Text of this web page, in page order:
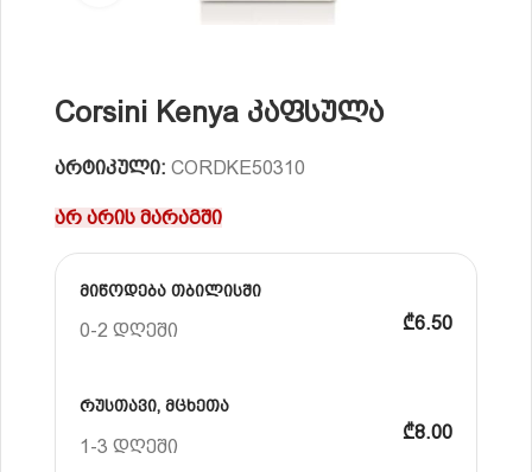
Corsini Kenya კაფსულა
არტიკული: CORDKE50310
არ არის მარაგში
მიწოდება თბილისში
0-2 დღეში ₾6.50
რუსთავი, მცხეთა
1-3 დღეში
₾8.00